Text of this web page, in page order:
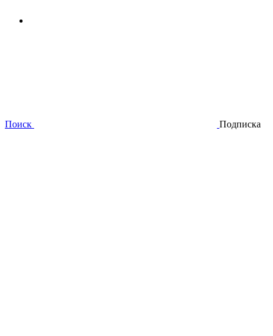
Поиск Подписка